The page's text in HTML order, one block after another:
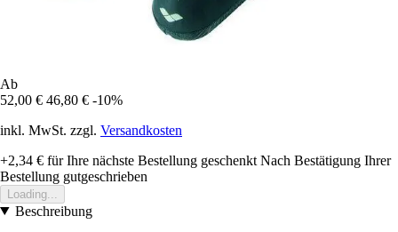
Ab
52,00 € 46,80 € -10%
inkl. MwSt. zzgl. Versandkosten
+2,34 € für Ihre nächste Bestellung geschenkt Nach Bestätigung Ihrer
Bestellung gutgeschrieben
Loading...
Beschreibung